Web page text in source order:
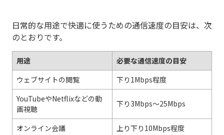
日常的な用途で快適に使うための通信速度の目安は、次
のとおりです。
用途
必要な通信速度の目安
ウェブサイトの閲覧
下り1Mbps程度
YouTubeやNetflixなどの動
画視聴
下り3Mbps～25Mbps
オンライン会議
上り下り10Mbps程度